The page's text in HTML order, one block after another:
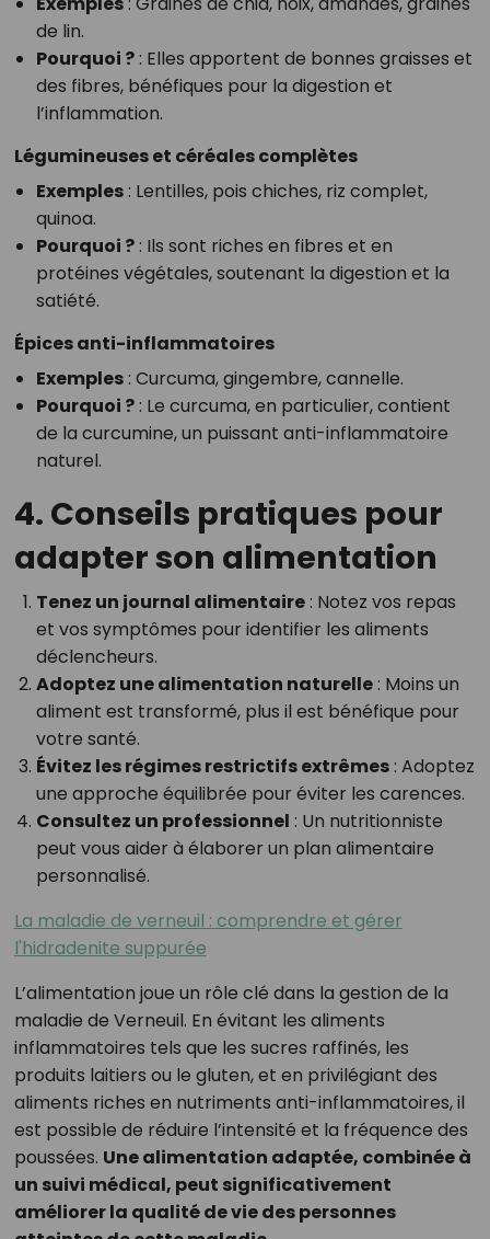
de lin.
Pourquoi ?: Elles apportent de bonnes graisses et
des fibres, bénéfiques pour la digestion et
l’inflammation.
Légumineuses et céréales complètes
Exemples: Lentilles, pois chiches, riz complet,
quinoa.
Pourquoi ?: Ils sont riches en fibres et en
protéines végétales, soutenant la digestion et la
satiété.
Épices anti-inflammatoires
Exemples: Curcuma, gingembre, cannelle.
Pourquoi ?: Le curcuma, en particulier, contient
de la curcumine, un puissant anti-inflammatoire
naturel.
4. Conseils pratiques pour
adapter son alimentation
Tenez un journal alimentaire: Notez vos repas
et vos symptômes pour identifier les aliments
déclencheurs.
Adoptez une alimentation naturelle: Moins un
aliment est transformé, plus il est bénéfique pour
votre santé.
Évitez les régimes restrictifs extrêmes: Adoptez
une approche équilibrée pour éviter les carences.
Consultez un professionnel : Un nutritionniste
peut vous aider à élaborer un plan alimentaire
personnalisé.
La maladie de verneuil : comprendre et gérer
l'hidradenite suppurée
L’alimentation joue un rôle clé dans la gestion de la
maladie de Verneuil. En évitant les aliments
inflammatoires tels que les sucres raffinés, les
produits laitiers ou le gluten, et en privilégiant des
aliments riches en nutriments anti-inflammatoires, il
est possible de réduire l’intensité et la fréquence des
poussées. Une alimentation adaptée, combinée à
un suivi médical, peut significativement
améliorer la qualité de vie des personnes